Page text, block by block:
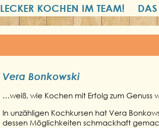
LECKER KOCHEN IM TEAM! DAS
Vera Bonkowski
…weiß, wie Kochen mit Erfolg zum Genuss
In unzähligen Kochkursen hat Vera
dessen Möglichkeiten schmackhaft